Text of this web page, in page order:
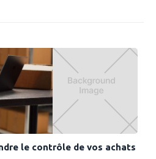
le contrôle de vos achats